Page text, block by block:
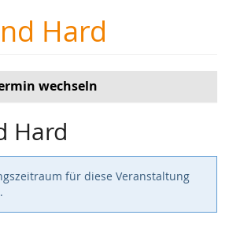
Hard
wechseln
Hard
für diese Veranstaltung